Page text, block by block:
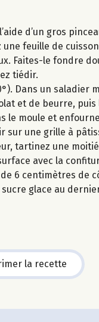
d’un gros
une feuille de
Faites-le fondre
tiédir.
Dans un
et de beurre,
le moule et
sur une grille à
tartinez une
avec la
6 centimètres de
glace au
la recette